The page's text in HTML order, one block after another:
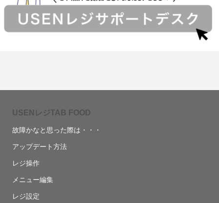
USENレジTAB FOOD
故障かなと思った際は・・・
アップデート方法
レジ操作
メニュー編集
レジ設定